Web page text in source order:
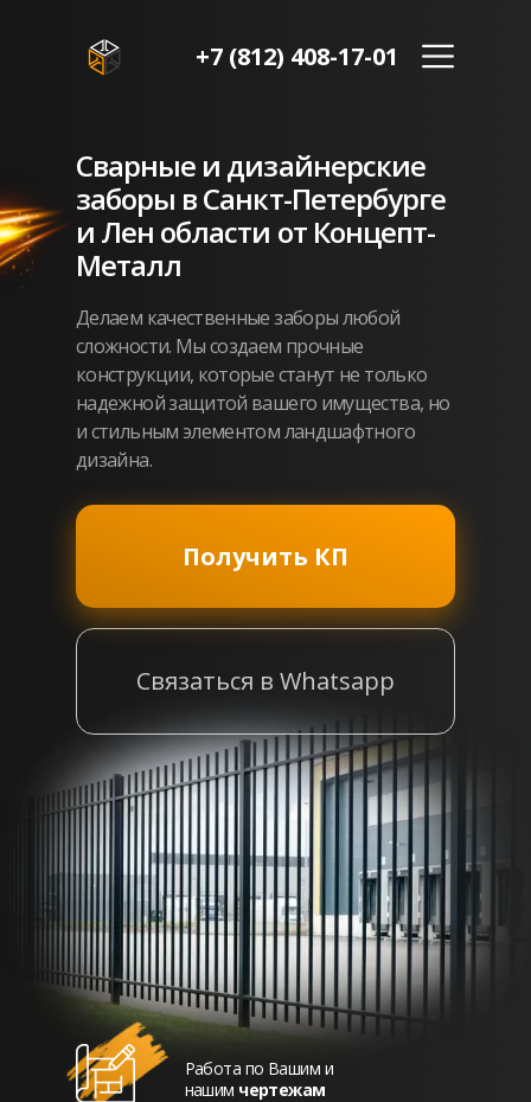
+7 (812) 408-17-01
Делаем качественные заборы любой
сложности. Мы создаем прочные
конструкции, которые станут не только
надежной защитой вашего имущества, но
и стильным элементом ландшафтного
дизайна.
Получить КП
Сварные и дизайнерские
заборы в Санкт-Петербурге
и Лен области от Концепт-
Металл
Связаться в Whatsapp
Работа по Вашим и
нашим чертежам